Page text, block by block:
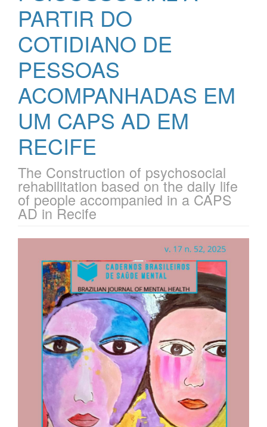
PARTIR DO
COTIDIANO DE
PESSOAS
ACOMPANHADAS EM
UM CAPS AD EM
RECIFE
The Construction of psychosocial
rehabilitation based on the daily life
of people accompanied in a CAPS
AD in Recife
lateral
artigos